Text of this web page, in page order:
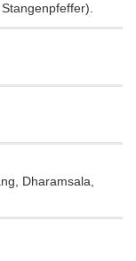
Dharamsala,